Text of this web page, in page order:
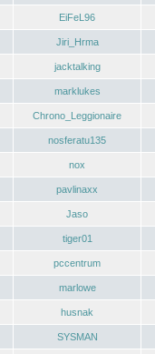
EiFeL96
Jiri_Hrma
jacktalking
marklukes
Chrono_Leggionaire
nosferatu135
nox
pavlinaxx
Jaso
tiger01
pccentrum
marlowe
husnak
SYSMAN